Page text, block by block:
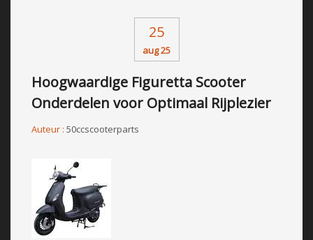
25
aug 25
Hoogwaardige Figuretta Scooter
Onderdelen voor Optimaal Rijplezier
Auteur : 50ccscooterparts